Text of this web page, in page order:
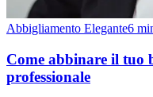
Abbigliamento Elegante6
Come abbinare il tuo
professionale